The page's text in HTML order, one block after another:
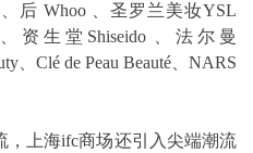
、后 Whoo 、圣罗兰美妆YSL
资生堂Shiseido 、法尔曼
、Clé de Peau Beauté、NARS
，上海ifc商场还引入尖端潮流